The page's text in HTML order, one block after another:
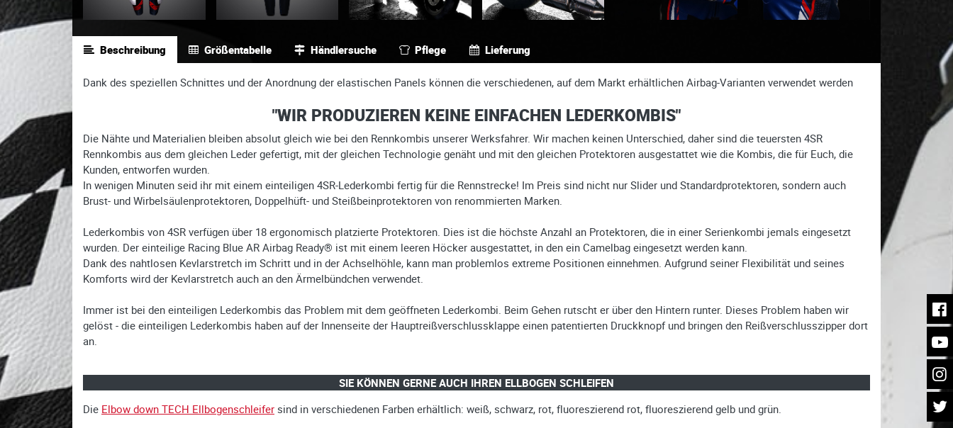
Beschreibung Größentabelle Händlersuche Pflege Lieferung
Dank des speziellen Schnittes und der Anordnung der elastischen Panels können die verschiedenen, auf dem Markt erhältlichen Airbag-Varianten verwendet werden
"WIR PRODUZIEREN KEINE EINFACHEN LEDERKOMBIS"
Die Nähte und Materialien bleiben absolut gleich wie bei den Rennkombis unserer Werksfahrer. Wir machen keinen Unterschied, daher sind die teuersten 4SR
Rennkombis aus dem gleichen Leder gefertigt, mit der gleichen Technologie genäht und mit den gleichen Protektoren ausgestattet wie die Kombis, die für Euch, die
Kunden, entworfen wurden.
In wenigen Minuten seid ihr mit einem einteiligen 4SR-Lederkombi fertig für die Rennstrecke! Im Preis sind nicht nur Slider und Standardprotektoren, sondern auch
Brust- und Wirbelsäulenprotektoren, Doppelhüft- und Steißbeinprotektoren von renommierten Marken.
Lederkombis von 4SR verfügen über 18 ergonomisch platzierte Protektoren. Dies ist die höchste Anzahl an Protektoren, die in einer Serienkombi jemals eingesetzt
wurden. Der einteilige Racing Blue AR Airbag Ready® ist mit einem leeren Höcker ausgestattet, in den ein Camelbag eingesetzt werden kann.
Dank des nahtlosen Kevlarstretch im Schritt und in der Achselhöhle, kann man problemlos extreme Positionen einnehmen. Aufgrund seiner Flexibilität und seines
Komforts wird der Kevlarstretch auch an den Ärmelbündchen verwendet.
Immer ist bei den einteiligen Lederkombis das Problem mit dem geöffneten Lederkombi. Beim Gehen rutscht er über den Hintern runter. Dieses Problem haben wir
gelöst - die einteiligen Lederkombis haben auf der Innenseite der Hauptreißverschlussklappe einen patentierten Druckknopf und bringen den Reißverschlusszipper dort
an.
SIE KÖNNEN GERNE AUCH IHREN ELLBOGEN SCHLEIFEN
Die Elbow down TECH Ellbogenschleifer sind in verschiedenen Farben erhältlich: weiß, schwarz, rot, fluoreszierend rot, fluoreszierend gelb und grün.